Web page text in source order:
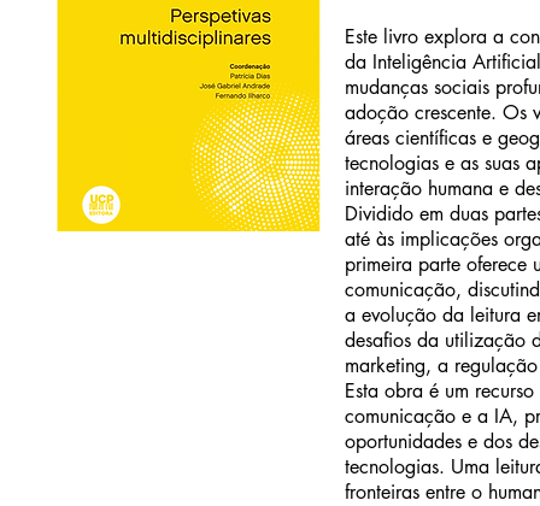
Este livro explora a
da Inteligência
mudanças sociais
adoção crescente. Os
áreas científicas e
tecnologias e as suas
interação humana e
Dividido em duas
até às implicações
primeira parte oferece
comunicação,
a evolução da leitura
desafios da utilização
marketing, a
Esta obra é um
comunicação e a IA,
oportunidades e dos
tecnologias. Uma
fronteiras entre o